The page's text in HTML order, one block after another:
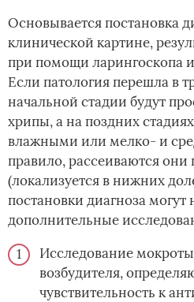
Основывается постановка
клинической картине,
при помощи ларингоскопа
Если патология перешла в
начальной стадии будут
хрипы, а на поздних
влажными или мелко- и
правило, рассеиваются
(локализуется в нижних
постановки диагноза
дополнительные
Исследование
возбудителя,
чувствительность к